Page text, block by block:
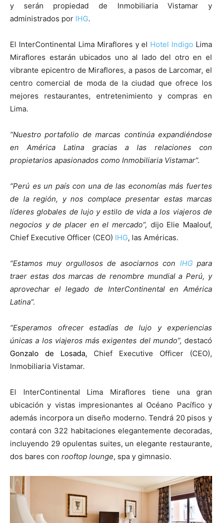
y serán propiedad de Inmobiliaria Vistamar y
administrados por IHG.
El InterContinental Lima Miraflores y el Hotel Indigo Lima
Miraflores estarán ubicados uno al lado del otro en el
vibrante epicentro de Miraflores, a pasos de Larcomar, el
centro comercial de moda de la ciudad que ofrece los
mejores restaurantes, entretenimiento y compras en
Lima.
“Nuestro portafolio de marcas continúa expandiéndose
en América Latina gracias a las relaciones con
propietarios apasionados como Inmobiliaria Vistamar”.
“Perú es un país con una de las economías más fuertes
de la región, y nos complace presentar estas marcas
líderes globales de lujo y estilo de vida a los viajeros de
negocios y de placer en el mercado”, dijo Elie Maalouf,
Chief Executive Officer (CEO) IHG, las Américas.
“Estamos muy orgullosos de asociarnos con IHGpara
traer estas dos marcas de renombre mundial a Perú, y
aprovechar el legado de InterContinental en América
Latina”.
“Esperamos ofrecer estadías de lujo y experiencias
únicas a los viajeros más exigentes del mundo”, destacó
Gonzalo de Losada, Chief Executive Officer (CEO),
Inmobiliaria Vistamar.
El InterContinental Lima Miraflores tiene una gran
ubicación y vistas impresionantes al Océano Pacífico y
además incorpora un diseño moderno. Tendrá 20 pisos y
contará con 322 habitaciones elegantemente decoradas,
incluyendo 29 opulentas suites, un elegante restaurante,
dos bares con rooftop lounge, spa y gimnasio.